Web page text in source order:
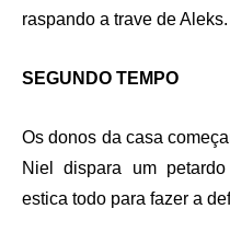
raspando a trave de Aleks.
SEGUNDO TEMPO
Os donos da casa
Niel dispara um
estica todo para fazer a